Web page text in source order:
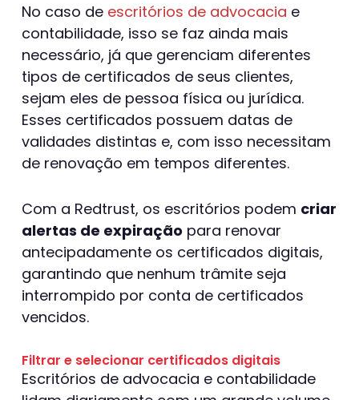
No caso de escritórios de advocacia e
contabilidade, isso se faz ainda mais
necessário, já que gerenciam diferentes
tipos de certificados de seus clientes,
sejam eles de pessoa física ou jurídica.
Esses certificados possuem datas de
validades distintas e, com isso necessitam
de renovação em tempos diferentes.
Com a Redtrust, os escritórios podem criar
alertas de expiração para renovar
antecipadamente os certificados digitais,
garantindo que nenhum trâmite seja
interrompido por conta de certificados
vencidos.
Filtrar e selecionar certificados digitais
Escritórios de advocacia e contabilidade